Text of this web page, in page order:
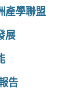
產學聯盟
展
告